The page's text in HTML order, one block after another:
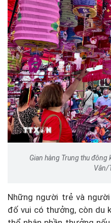
Gian hàng Trung thu đông
Vân/
Những người trẻ và
đố vui có thưởng, còn du